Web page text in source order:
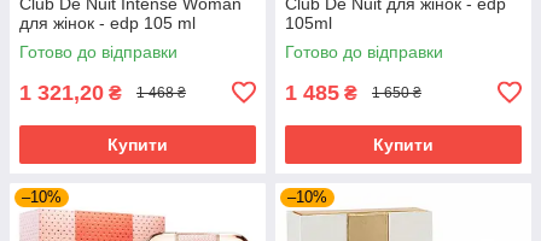
для жінок - edp 105 ml
Готово до відправки
1 321,20 ₴ 1 468 ₴
Купити
105ml
Готово до відправки
1 485 ₴ 1 650 ₴
Купити
–10% –10%